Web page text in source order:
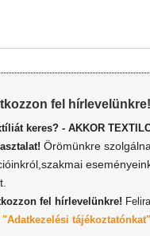
fel hírlevelünkre!
keres? - AKKOR
Örömünkre
fel hírlevelünkre!
"Adatkezelési